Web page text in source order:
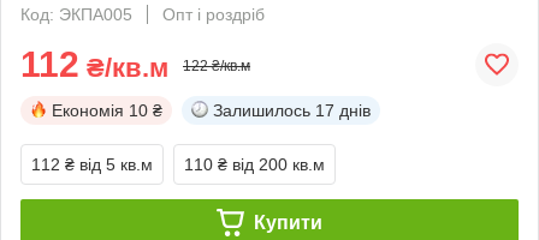
Код: ЭКПА005
Опт і роздріб
112 ₴/кв.м 122 ₴/кв.м
Економія 10 ₴ Залишилось 17 днів
112 ₴ від 5 кв.м 110 ₴ від 200 кв.м
Купити